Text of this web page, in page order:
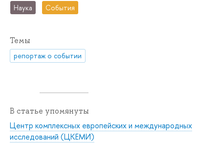
Наука События
Темы
репортаж о событии
В статье упомянуты
Центр комплексных европейских и международных
исследований (ЦКЕМИ)